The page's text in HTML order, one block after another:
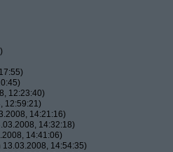
12:23:40)
12:59:21)
14:21:16)
14:32:18)
14:41:06)
14:54:35)